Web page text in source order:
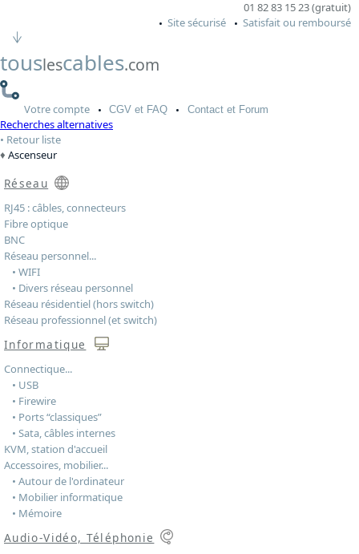
01 82 83 15 23 (gratuit)
Site sécurisé
Satisfait ou remboursé
touslescables.com
Votrecompte CGV et FAQ Contactet Forum
Recherches alternatives
Retour liste
Ascenseur
Réseau
RJ45 : câbles, connecteurs
Fibre optique
BNC
Réseau personnel...
• WIFI
• Divers réseau personnel
Réseau résidentiel (hors switch)
Réseau professionnel (et switch)
Informatique
Connectique...
• USB
• Firewire
• Ports “classiques”
• Sata, câbles internes
KVM, station d'accueil
Accessoires, mobilier...
• Autour de l'ordinateur
• Mobilier informatique
• Mémoire
Audio-Vidéo, Téléphonie